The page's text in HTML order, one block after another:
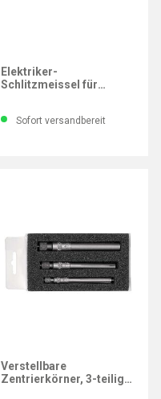
Elektriker-
Schlitzmeissel für
Sofort versandbereit
Verstellbare
Zentrierkörner, 3-teiliger